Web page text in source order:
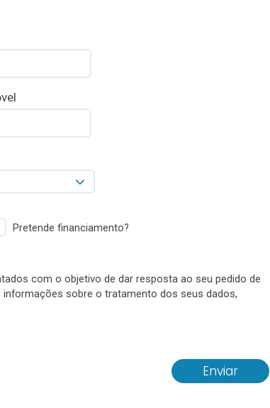
Pretende financiamento?
com o objetivo de dar resposta ao seu pedido de
sobre o tratamento dos seus dados,
Enviar